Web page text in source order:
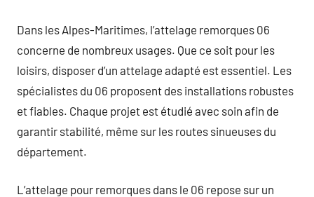
Dans les Alpes-Maritimes, l’attelage remorques 06
concerne de nombreux usages. Que ce soit pour les
loisirs, disposer d’un attelage adapté est essentiel. Les
spécialistes du 06 proposent des installations robustes
et fiables. Chaque projet est étudié avec soin afin de
garantir stabilité, même sur les routes sinueuses du
département.
L’attelage pour remorques dans le 06 repose sur un